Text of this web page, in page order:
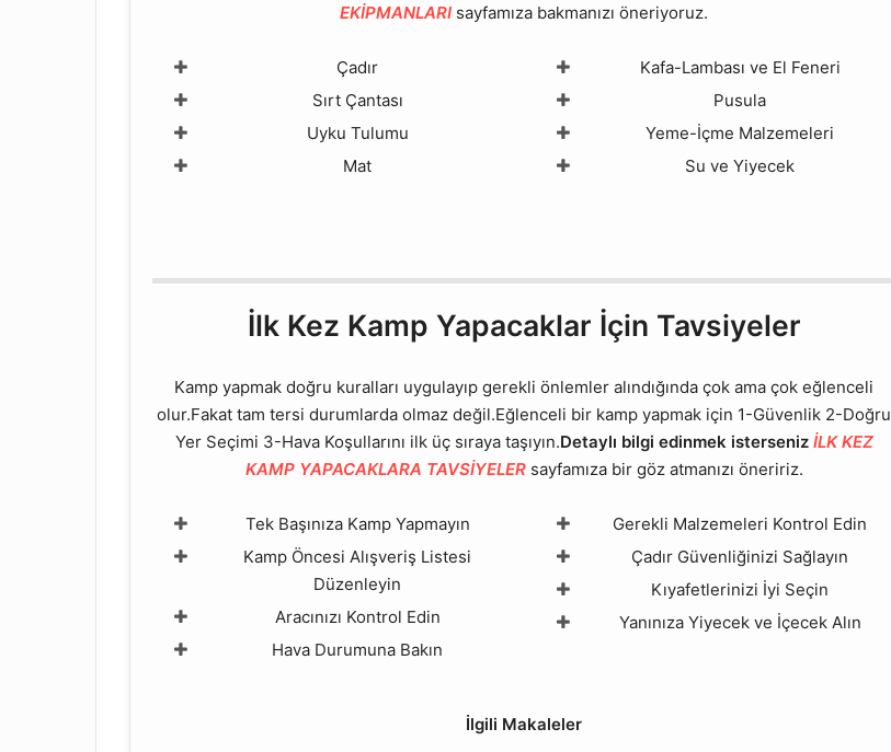
EKİPMANLARI sayfamıza bakmanızı öneriyoruz.
Çadır
Sırt Çantası
Uyku Tulumu
Mat
Kafa-Lambası ve El Feneri
Pusula
Yeme-İçme Malzemeleri
Su ve Yiyecek
İlk Kez Kamp Yapacaklar İçin Tavsiyeler
Kamp yapmak doğru kuralları uygulayıp gerekli önlemler alındığında çok ama çok eğlenceli
olur.Fakat tam tersi durumlarda olmaz değil.Eğlenceli bir kamp yapmak için 1-Güvenlik 2-Doğru
Yer Seçimi 3-Hava Koşullarını ilk üç sıraya taşıyın.Detaylı bilgi edinmek isterseniz İLK KEZ
KAMP YAPACAKLARA TAVSİYELER sayfamıza bir göz atmanızı öneririz.
Tek Başınıza Kamp Yapmayın
Kamp Öncesi Alışveriş Listesi
Düzenleyin
Aracınızı Kontrol Edin
Hava Durumuna Bakın
Gerekli Malzemeleri Kontrol Edin
Çadır Güvenliğinizi Sağlayın
Kıyafetlerinizi İyi Seçin
Yanınıza Yiyecek ve İçecek Alın
İlgili Makaleler